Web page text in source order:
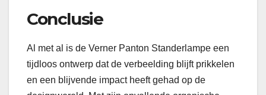
Conclusie
Al met al is de Verner Panton Standerlampe een
tijdloos ontwerp dat de verbeelding blijft prikkelen
en een blijvende impact heeft gehad op de